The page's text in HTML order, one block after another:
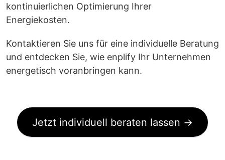
kontinuierlichen Optimierung Ihrer
Energiekosten.
Kontaktieren Sie uns für eine individuelle Beratung
und entdecken Sie, wie enplify Ihr Unternehmen
energetisch voranbringen kann.
Jetzt individuell beraten lassen →